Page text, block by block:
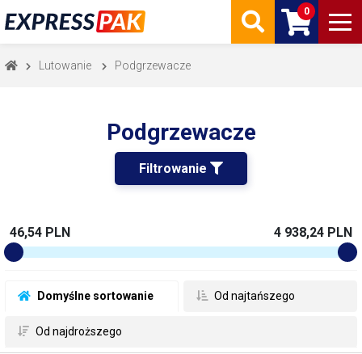
0
Lutowanie Podgrzewacze
Podgrzewacze
Filtrowanie
Domyślne sortowanie Od najtańszego
Od najdroższego
46,54 PLN 4 938,24 PLN